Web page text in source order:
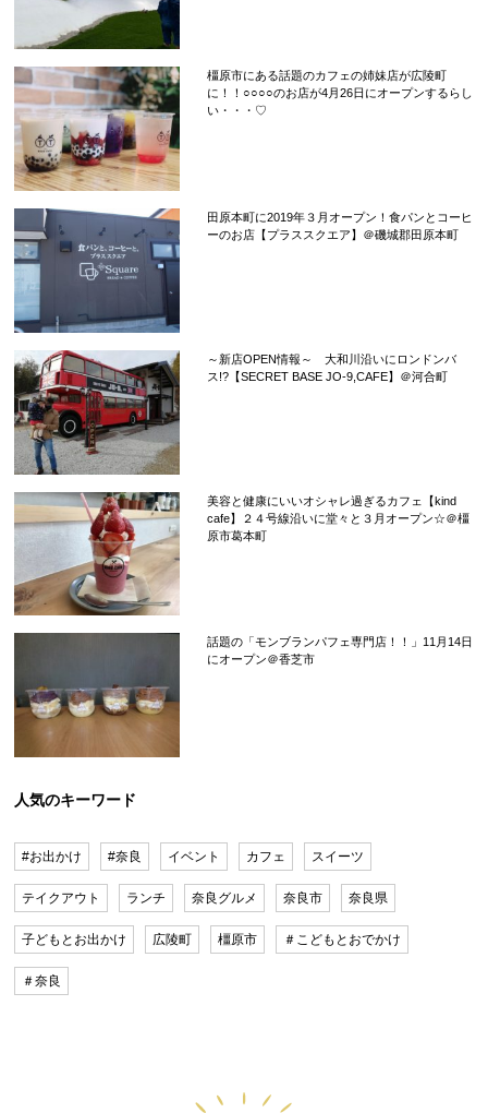
橿原市にある話題のカフェの姉妹店が広陵町
に！！○○○○のお店が4月26日にオープンするらし
い・・・♡
田原本町に2019年３月オープン！食パンとコーヒ
ーのお店【プラススクエア】＠磯城郡田原本町
～新店OPEN情報～ 大和川沿いにロンドンバ
ス!?【SECRET BASE JO-9,CAFE】＠河合町
美容と健康にいいオシャレ過ぎるカフェ【kind
cafe】２４号線沿いに堂々と３月オープン☆＠橿
原市葛本町
話題の「モンブランパフェ専門店！！」11月14日
にオープン＠香芝市
人気のキーワード
#お出かけ #奈良 イベント カフェ スイーツ
テイクアウト ランチ 奈良グルメ 奈良市 奈良県
子どもとお出かけ 広陵町 橿原市 ＃こどもとおでかけ
＃奈良